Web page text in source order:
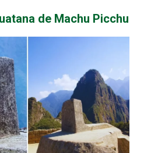
de Machu Picchu